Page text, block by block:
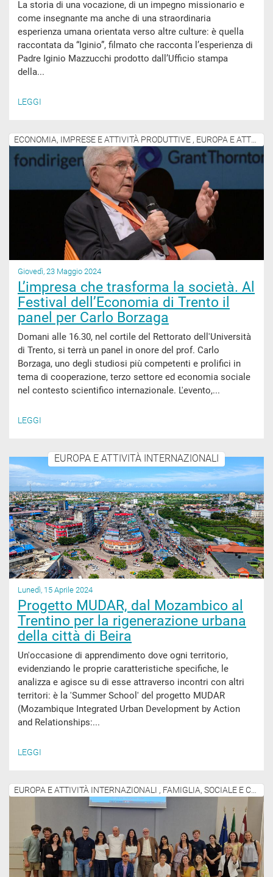
La storia di una vocazione, di un impegno missionario e
come insegnante ma anche di una straordinaria
esperienza umana orientata verso altre culture: è quella
raccontata da “Iginio”, filmato che racconta l’esperienza di
Padre Iginio Mazzucchi prodotto dall’Ufficio stampa
della...
LEGGI
Giovedì, 23 Maggio 2024
L’impresa che trasforma la società. Al
Festival dell’Economia di Trento il
panel per Carlo Borzaga
Domani alle 16.30, nel cortile del Rettorato dell'Università
di Trento, si terrà un panel in onore del prof. Carlo
Borzaga, uno degli studiosi più competenti e prolifici in
tema di cooperazione, terzo settore ed economia sociale
nel contesto scientifico internazionale. L'evento,...
LEGGI
EUROPA E ATTIVITÀ INTERNAZIONALI
Lunedì, 15 Aprile 2024
Progetto MUDAR, dal Mozambico al
Trentino per la rigenerazione urbana
della città di Beira
Un'occasione di apprendimento dove ogni territorio,
evidenziando le proprie caratteristiche specifiche, le
analizza e agisce su di esse attraverso incontri con altri
territori: è la 'Summer School' del progetto MUDAR
(Mozambique Integrated Urban Development by Action
and Relationships:...
LEGGI